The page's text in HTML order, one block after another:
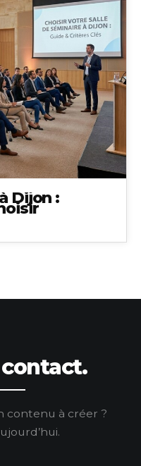
Dijon :
contenu à créer ?